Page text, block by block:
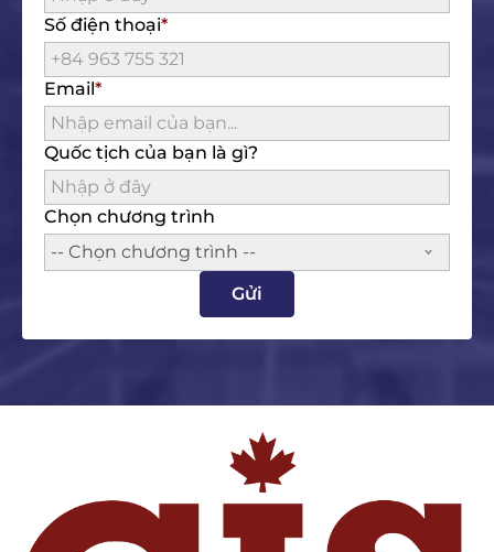
Số điện thoại
Email
Quốc tịch của bạn là gì?
Chọn chương trình
-- Chọn chương trình --
Gửi